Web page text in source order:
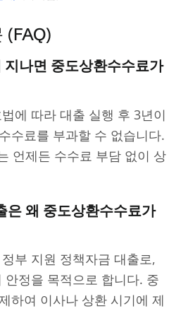
(FAQ)
지나면 중도상환수수료가
에 따라 대출 실행 후 3년이
수료를 부과할 수 없습니다.
언제든 수수료 부담 없이 상
은 왜 중도상환수수료가
부 지원 정책자금 대출로,
안정을 목적으로 합니다. 중
하여 이사나 상환 시기에 제